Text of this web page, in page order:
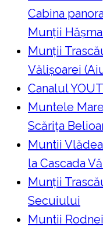
Cabina
Munții
Munții
Vălișoarei
Canalul
Muntele
Scăriţa
Muntii
la Cascada
Munții
Secuiului
Muntii